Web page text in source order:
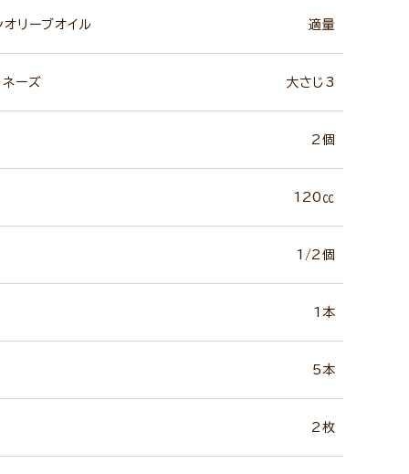
リーブオイル 適量
ーズ 大さじ3
2個
120㏄
1/2個
1本
5本
2枚